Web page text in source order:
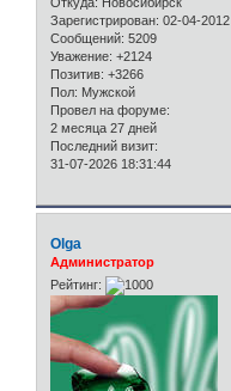
Зарегистрирован: 02-04-2012
Сообщений: 5209
Уважение: +2124
Позитив: +3266
Пол: Мужской
Провел на форуме:
2 месяца 27 дней
Последний визит:
31-07-2026 18:31:44
Olga
Администратор
Рейтинг: